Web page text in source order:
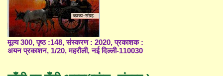
मूल्य 300, पृष्ठ :148, संस्करण : 2020, प्रकाशक :
अयन प्रकाशन, 1/20, महरौली, नई दिल्ली-110030